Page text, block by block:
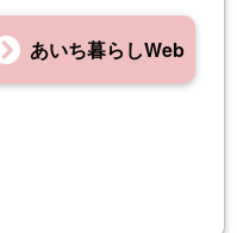
あいち暮らしWeb